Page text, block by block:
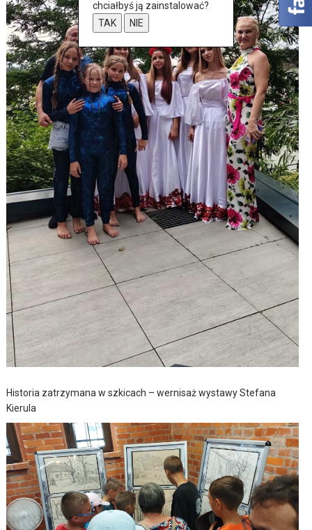
Historia zatrzymana w szkicach – wernisaż wystawy Stefana
Kierula
chciałbyś ją zainstalować?
TAK
NIE